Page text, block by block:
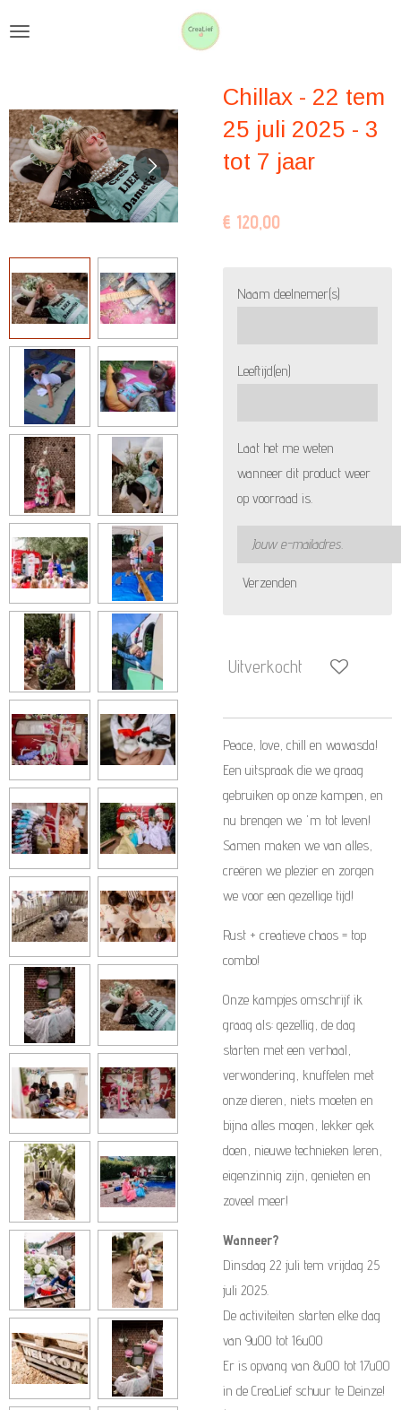
hoofdinhoud
Chillax - 22 tem
25 juli 2025 - 3
tot 7 jaar
€ 120,00
Naam deelnemer(s)
Leeftijd(en)
Laat het me weten
wanneer dit product weer
op voorraad is.
Verzenden
Uitverkocht
Peace, love, chill en wawasda!
Een uitspraak die we graag
gebruiken op onze kampen, en
nu brengen we 'm tot leven!
Samen maken we van alles,
creëren we plezier en zorgen
we voor een gezellige tijd!
Rust + creatieve chaos = top
combo!
Onze kampjes omschrijf ik
graag als: gezellig, de dag
starten met een verhaal,
verwondering, knuffelen met
onze dieren, niets moeten en
bijna alles mogen, lekker gek
doen, nieuwe technieken leren,
eigenzinnig zijn, genieten en
zoveel meer!
Wanneer?
Dinsdag 22 juli tem vrijdag 25
juli 2025.
De activiteiten starten elke dag
van 9u00 tot 16u00
Er is opvang van 8u00 tot 17u00
in de CreaLief schuur te Deinze!